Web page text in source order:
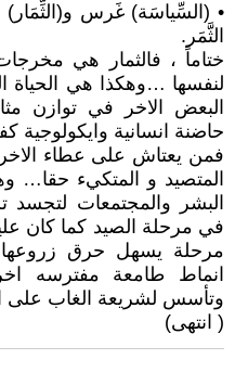
• (السِّياسَة) غَرس و(الثِّمَار)
الثَّمَر.
ختاماً ، فالثمار هي
لنفسها …وهكذا هي الحياة
البعض الاخر في توازن
حاضنة انسانية وايكولوجية
فمن يعتاش على عطاء
المتصيد و المتكيء حقا…
البشر والمجتمعات لتجسد
في مرحلة الصيد كما كان
مرحلة يسهل حرق زروعها
انماط طامعة مفترسه
وتأسس لشريعة الغاب على
( انتهى)